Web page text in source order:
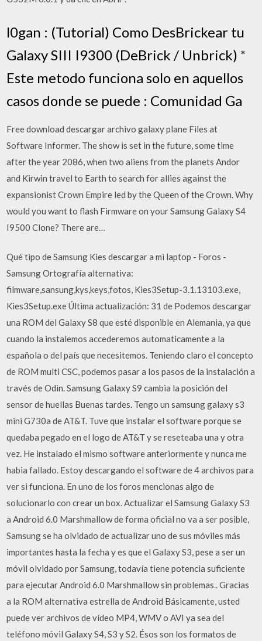
l0gan : (Tutorial) Como DesBrickear tu
Galaxy SIII I9300 (DeBrick / Unbrick) *
Este metodo funciona solo en aquellos
casos donde se puede : Comunidad Ga
Free download descargar archivo galaxy plane Files at
Software Informer. The show is set in the future, some time
after the year 2086, when two aliens from the planets Andor
and Kirwin travel to Earth to search for allies against the
expansionist Crown Empire led by the Queen of the Crown. Why
would you want to flash Firmware on your Samsung Galaxy S4
I9500 Clone? There are…
Qué tipo de Samsung Kies descargar a mi laptop - Foros -
Samsung Ortografía alternativa:
filmware,sansung,kys,keys,fotos, Kies3Setup-3.1.13103.exe,
Kies3Setup.exe Última actualización: 31 de Podemos descargar
una ROM del Galaxy S8 que esté disponible en Alemania, ya que
cuando la instalemos accederemos automaticamente a la
española o del país que necesitemos. Teniendo claro el concepto
de ROM multi CSC, podemos pasar a los pasos de la instalación a
través de Odin. Samsung Galaxy S9 cambia la posición del
sensor de huellas Buenas tardes. Tengo un samsung galaxy s3
mini G730a de AT&T. Tuve que instalar el software porque se
quedaba pegado en el logo de AT&T y se reseteaba una y otra
vez. He instalado el mismo software anteriormente y nunca me
habia fallado. Estoy descargando el software de 4 archivos para
ver si funciona. En uno de los foros mencionas algo de
solucionarlo con crear un box. Actualizar el Samsung Galaxy S3
a Android 6.0 Marshmallow de forma oficial no va a ser posible,
Samsung se ha olvidado de actualizar uno de sus móviles más
importantes hasta la fecha y es que el Galaxy S3, pese a ser un
móvil olvidado por Samsung, todavía tiene potencia suficiente
para ejecutar Android 6.0 Marshmallow sin problemas.. Gracias
a la ROM alternativa estrella de Android Básicamente, usted
puede ver archivos de vídeo MP4, WMV o AVI ya sea del
teléfono móvil Galaxy S4, S3 y S2. Ésos son los formatos de